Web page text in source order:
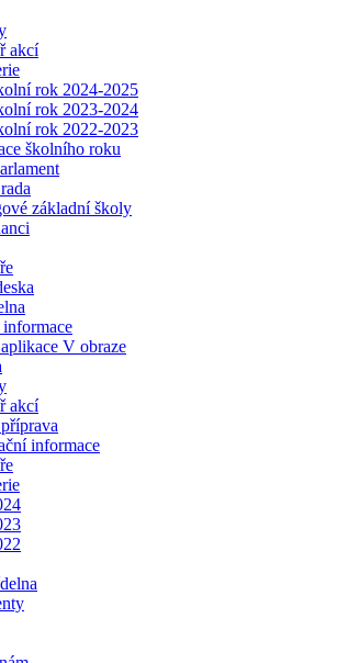
akcí
rok 2024-2025
rok 2023-2024
rok 2022-2023
školního roku
základní školy
V obraze
akcí
informace